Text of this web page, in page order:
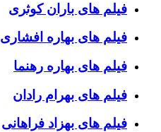
فیلم های باران کوثری
فیلم های بهاره افشاری
فیلم های بهاره رهنما
فیلم های بهرام رادان
فیلم های بهزاد فراهانی